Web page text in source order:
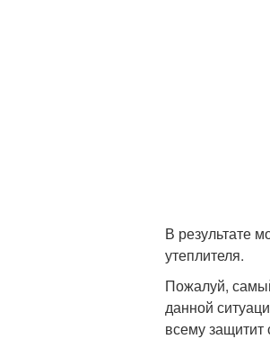
В результате
утеплителя.
Пожалуй,
данной
всему защитит